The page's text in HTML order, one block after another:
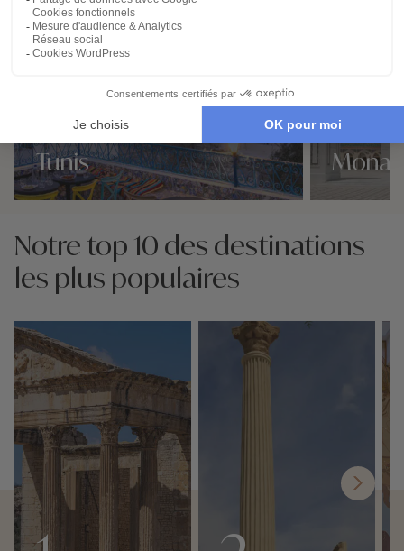
Tunis
Notre top 10 des destinations
les plus populaires